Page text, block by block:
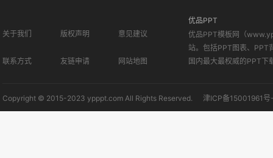
关于我们 版权声明 意见建议
联系方式 友链申请 网站地图
优品PPT
优品PPT模板网（
站。包括PPT图表、PPT
国内最大最权威的PPT下
Copyright © 2015-2023 ypppt.com All Rights Reserved. 津ICP备15001961号